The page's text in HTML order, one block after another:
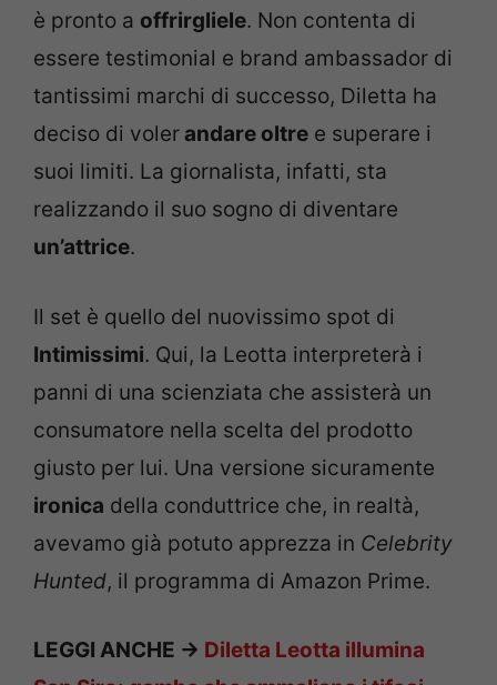
è pronto a offrirgliele. Non contenta di
essere testimonial e brand ambassador di
tantissimi marchi di successo, Diletta ha
deciso di volerandare oltre e superare i
suoi limiti. La giornalista, infatti, sta
realizzando il suo sogno di diventare
un’attrice.
Il set è quello del nuovissimo spot di
Intimissimi. Qui, la Leotta interpreterà i
panni di una scienziata che assisterà un
consumatore nella scelta del prodotto
giusto per lui. Una versione sicuramente
ironica della conduttrice che, in realtà,
avevamo già potuto apprezza in Celebrity
Hunted, il programma di Amazon Prime.
LEGGI ANCHE -> Diletta Leotta illumina